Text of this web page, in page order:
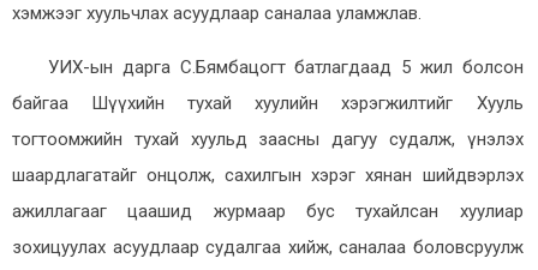
хэмжээг хуульчлах асуудлаар саналаа уламжлав.
УИХ-ын дарга С.Бямбацогт батлагдаад 5 жил болсон
байгаа Шүүхийн тухай хуулийн хэрэгжилтийг Хууль
тогтоомжийн тухай хуульд заасны дагуу судалж, үнэлэх
шаардлагатайг онцолж, сахилгын хэрэг хянан шийдвэрлэх
ажиллагааг цаашид журмаар бус тухайлсан хуулиар
зохицуулах асуудлаар судалгаа хийж, саналаа боловсруулж